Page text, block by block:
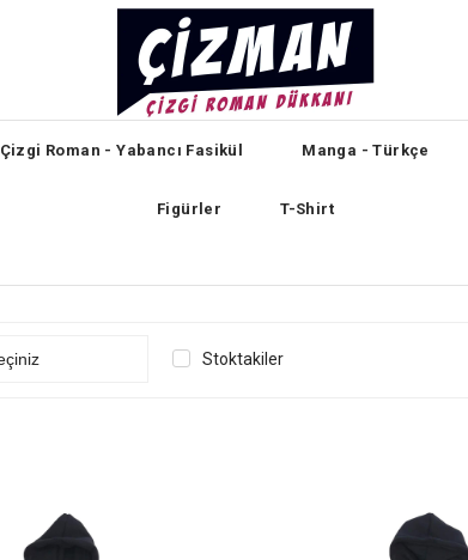
Çizgi Roman - Yabancı Fasikül Manga - Türkçe
Figürler T-Shirt
Stoktakiler